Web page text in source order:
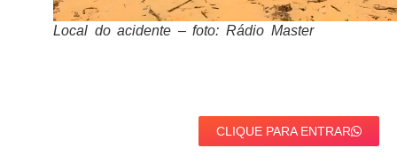
Local do acidente – foto: Rádio Master
CLIQUE PARA ENTRAR